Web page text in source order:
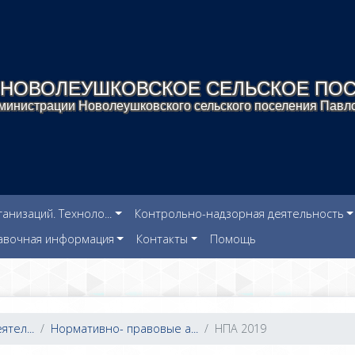
НОВОЛЕУШКОВСКОЕ СЕЛЬСКОЕ
Новолеушковского сельского поселения
Техноло...
Контрольно-надзорная деятельность
информация
Контакты Помощь
Нормативно- правовые а... НПА 2019